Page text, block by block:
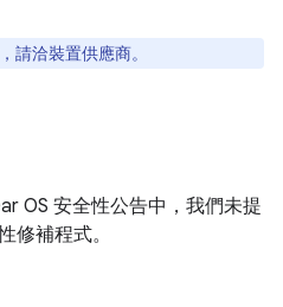
請洽裝置供應商。
OS 安全性公告中，我們未提
修補程式。